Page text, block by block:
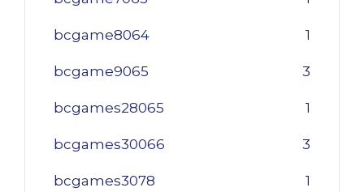
bcgame8064 1
bcgame9065 3
bcgames28065 1
bcgames30066 3
bcgames3078 1